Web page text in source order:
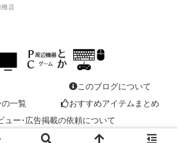
機器
このブログについて
一覧
おすすめアイテムまとめ
ュー･広告掲載の依頼について
辺機器とかPCゲームとか(てきとう).